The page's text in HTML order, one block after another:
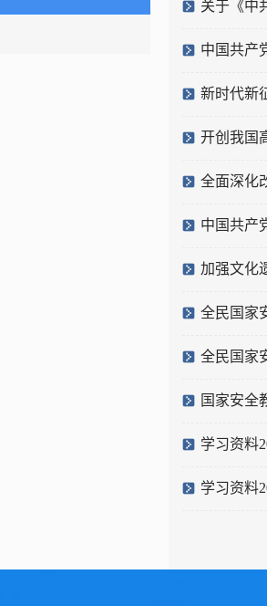
关于《中
中国共产
新时代新
开创我国
全面深化
中国共产
加强文化
全民国家
全民国家
国家安全
学习资料
学习资料